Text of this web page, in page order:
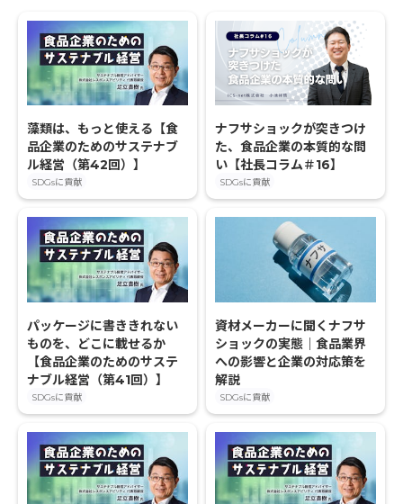
藻類は、もっと使える【食
品企業のためのサステナブ
ル経営（第42回）】
SDGsに貢献
ナフサショックが突きつけ
た、食品企業の本質的な問
い【社長コラム＃16】
SDGsに貢献
パッケージに書ききれない
ものを、どこに載せるか
【食品企業のためのサステ
ナブル経営（第41回）】
SDGsに貢献
資材メーカーに聞くナフサ
ショックの実態｜食品業界
への影響と企業の対応策を
解説
SDGsに貢献